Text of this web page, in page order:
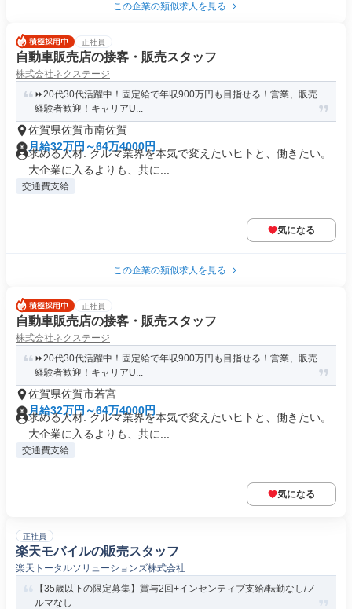
この企業の類似求人を見る
正社員
自動車販売店の接客・販売スタッフ
株式会社ネクステージ
⏩️20代30代活躍中！固定給で年収900万円も目指せる！営業、販売
経験者歓迎！キャリアU...
佐賀県佐賀市南佐賀
月給32万円～64万4000円
求める人材: クルマ業界を本気で変えたいヒトと、働きたい。
大企業に入るよりも、共に...
交通費支給
気になる
この企業の類似求人を見る
正社員
自動車販売店の接客・販売スタッフ
株式会社ネクステージ
⏩️20代30代活躍中！固定給で年収900万円も目指せる！営業、販売
経験者歓迎！キャリアU...
佐賀県佐賀市若宮
月給32万円～64万4000円
求める人材: クルマ業界を本気で変えたいヒトと、働きたい。
大企業に入るよりも、共に...
交通費支給
気になる
正社員
楽天モバイルの販売スタッフ
楽天トータルソリューションズ株式会社
【35歳以下の限定募集】賞与2回+インセンティブ支給/転勤なし/ノ
ルマなし